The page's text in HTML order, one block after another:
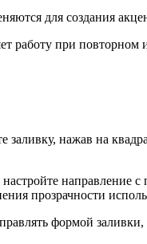
для создания
работу при повторном
нажав на
направление
прозрачности
формой